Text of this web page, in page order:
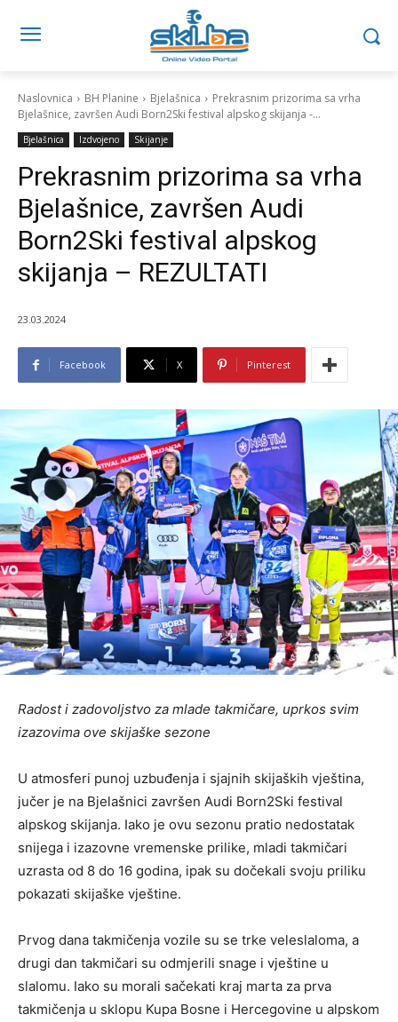
Naslovnica BH Planine Bjelašnica
Prekrasnim prizorima sa vrha
Bjelašnice, završen Audi Born2Ski festival alpskog skijanja -...
Bjelašnica Izdvojeno Skijanje
Prekrasnim prizorima sa vrha
Bjelašnice, završen Audi
Born2Ski festival alpskog
skijanja – REZULTATI
23.03.2024
Facebook X Pinterest
Radost i zadovoljstvo za mlade takmičare, uprkos svim
izazovima ove skijaške sezone
U atmosferi punoj uzbuđenja i sjajnih skijaških vještina,
jučer je na Bjelašnici završen Audi Born2Ski festival
alpskog skijanja. Iako je ovu sezonu pratio nedostatak
snijega i izazovne vremenske prilike, mladi takmičari
uzrasta od 8 do 16 godina, ipak su dočekali svoju priliku
pokazati skijaške vještine.
Prvog dana takmičenja vozile su se trke veleslaloma, a
drugi dan takmičari su odmjerili snage i vještine u
slalomu. Iako su morali sačekati kraj marta za prva
takmičenja u sklopu Kupa Bosne i Hercegovine u alpskom